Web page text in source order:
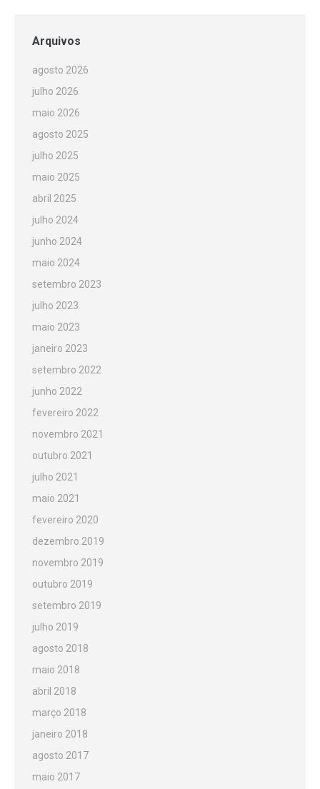
Arquivos
agosto 2026
julho 2026
maio 2026
agosto 2025
julho 2025
maio 2025
abril 2025
julho 2024
junho 2024
maio 2024
setembro 2023
julho 2023
maio 2023
janeiro 2023
setembro 2022
junho 2022
fevereiro 2022
novembro 2021
outubro 2021
julho 2021
maio 2021
fevereiro 2020
dezembro 2019
novembro 2019
outubro 2019
setembro 2019
julho 2019
agosto 2018
maio 2018
abril 2018
março 2018
janeiro 2018
agosto 2017
maio 2017